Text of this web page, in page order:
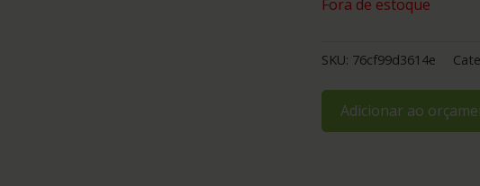
Fora de estoque
SKU: 76cf99d3614e
Adicionar ao